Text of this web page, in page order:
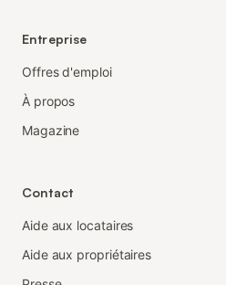
Entreprise
Offres d'emploi
À propos
Magazine
Contact
Aide aux locataires
Aide aux propriétaires